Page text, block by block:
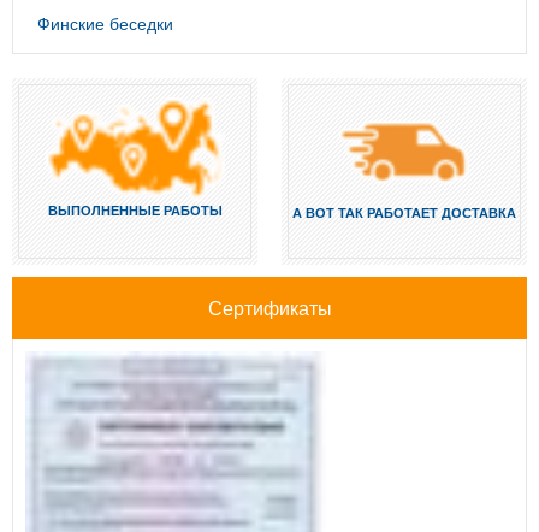
Финские беседки
ВЫПОЛНЕННЫЕ РАБОТЫ А ВОТ ТАК РАБОТАЕТ ДОСТАВКА
Сертификаты